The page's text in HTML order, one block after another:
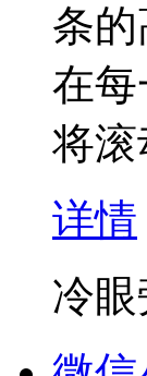
条
在
将
详情
冷